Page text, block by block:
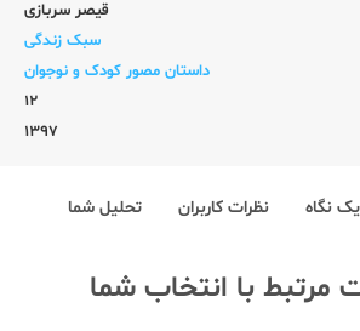
قیصر سربازی
سبک زندگی
داستان مصور کودک و نوجوان
12
1397
نگاه نظرات کاربران تحلیل شما
مرتبط با انتخاب شما